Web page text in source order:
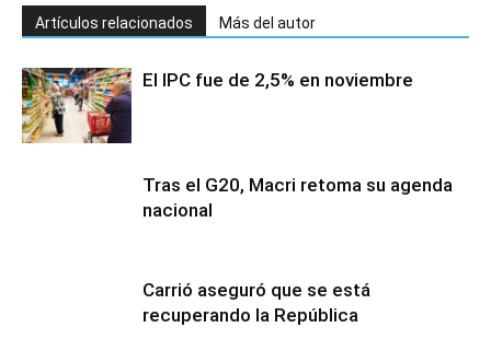
Artículos relacionados Más del autor
El IPC fue de 2,5% en noviembre
Tras el G20, Macri retoma su agenda
nacional
Carrió aseguró que se está
recuperando la República